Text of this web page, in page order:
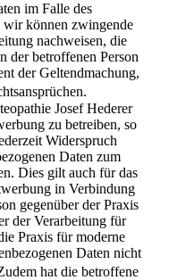
im Falle des
wir können zwingende
nachweisen, die
der betroffenen Person
der Geltendmachung,
Josef Hederer
zu betreiben, so
Widerspruch
Daten zum
Dies gilt auch für das
in Verbindung
gegenüber der Praxis
der Verarbeitung für
Praxis für moderne
Daten nicht
hat die betroffene